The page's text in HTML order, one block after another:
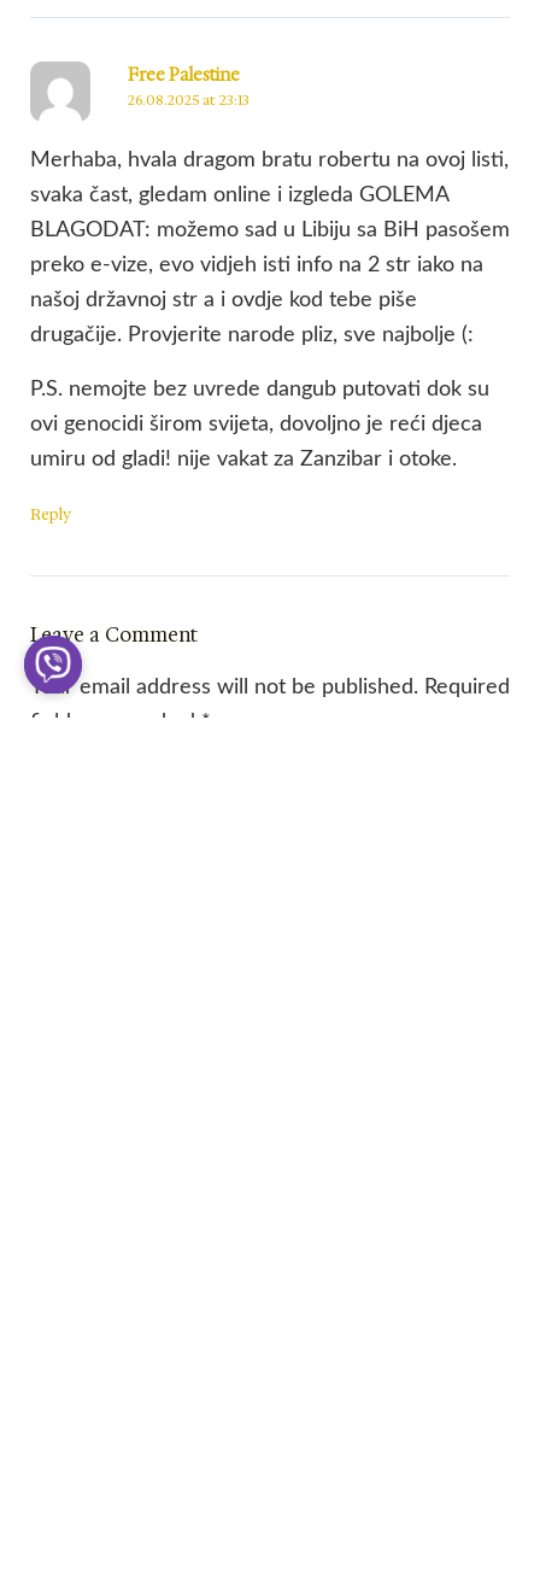
Free Palestine
26.08.2025 at 23:13
Merhaba, hvala dragom bratu robertu na ovoj listi,
svaka čast, gledam online i izgleda GOLEMA
BLAGODAT: možemo sad u Libiju sa BiH pasošem
preko e-vize, evo vidjeh isti info na 2 str iako na
našoj državnoj str a i ovdje kod tebe piše
drugačije. Provjerite narode pliz, sve najbolje (:
P.S. nemojte bez uvrede dangub putovati dok su
ovi genocidi širom svijeta, dovoljno je reći djeca
umiru od gladi! nije vakat za Zanzibar i otoke.
Reply
Leave a Comment
Your email address will not be published. Required
fields are marked *